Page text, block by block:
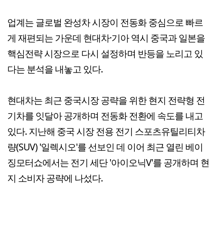
업계는 글로벌 완성차 시장이 전동화 중심으로 빠르
게 재편되는 가운데 현대차·기아 역시 중국과 일본을
핵심전략 시장으로 다시 설정하며 반등을 노리고 있
다는 분석을 내놓고 있다.
현대차는 최근 중국시장 공략을 위한 현지 전략형 전
기차를 잇달아 공개하며 전동화 전환에 속도를 내고
있다. 지난해 중국 시장 전용 전기 스포츠유틸리티차
량(SUV) '일렉시오'를 선보인 데 이어 최근 열린 베이
징모터쇼에서는 전기 세단 '아이오닉V'를 공개하며 현
지 소비자 공략에 나섰다.